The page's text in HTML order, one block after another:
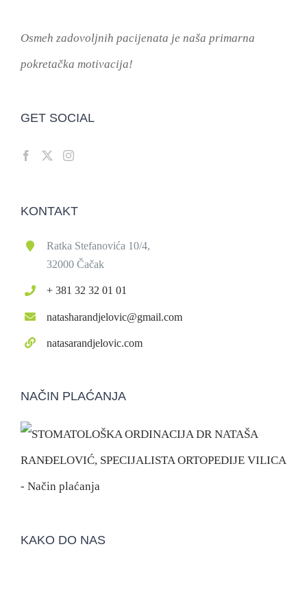
Osmeh zadovoljnih pacijenata je naša primarna
pokretačka motivacija!
GET SOCIAL
KONTAKT
Ratka Stefanovića 10/4,
32000 Čačak
+ 381 32 32 01 01
natasharandjelovic@gmail.com
natasarandjelovic.com
NAČIN PLAĆANJA
KAKO DO NAS